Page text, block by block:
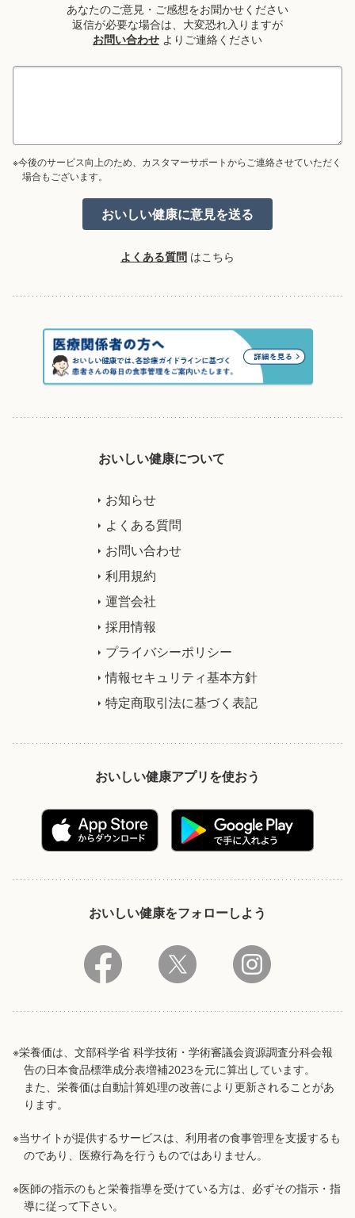
あなたのご意見・ご感想をお聞かせください
返信が必要な場合は、大変恐れ入りますが
お問い合わせ よりご連絡ください
※今後のサービス向上のため、カスタマーサポートからご連絡させていただく
場合もございます。
よくある質問 はこちら
おいしい健康について
お知らせ
よくある質問
お問い合わせ
利用規約
運営会社
採用情報
プライバシーポリシー
情報セキュリティ基本方針
特定商取引法に基づく表記
おいしい健康アプリを使おう
おいしい健康をフォローしよう
※栄養価は、文部科学省 科学技術・学術審議会資源調査分科会報
告の日本食品標準成分表増補2023を元に算出しています。
また、栄養価は自動計算処理の改善により更新されることがあ
ります。
※当サイトが提供するサービスは、利用者の食事管理を支援するも
のであり、医療行為を行うものではありません。
※医師の指示のもと栄養指導を受けている方は、必ずその指示・指
導に従って下さい。